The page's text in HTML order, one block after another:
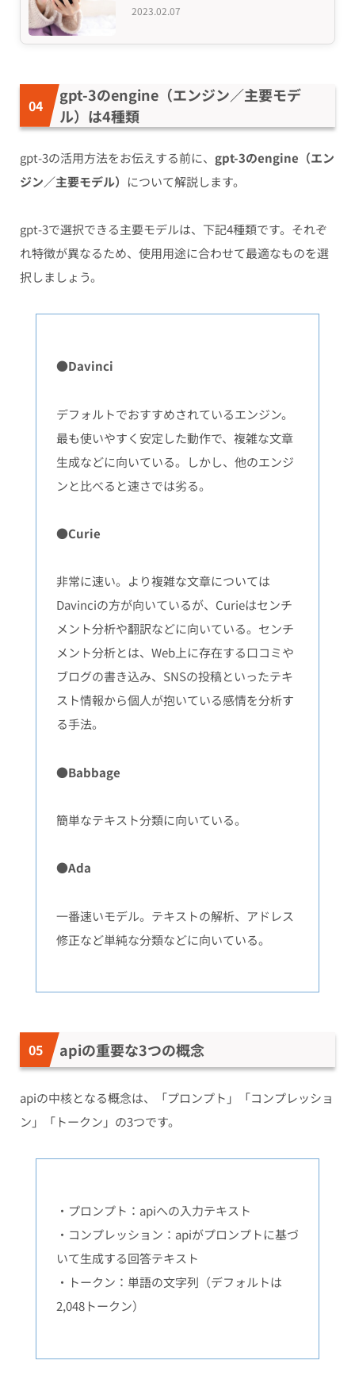
2023.02.07
gpt-3のengine（エンジン／主要モデ
ル）は4種類
gpt-3の活用方法をお伝えする前に、 gpt-3のengine（エン
ジン／主要モデル） について解説します。
gpt-3で選択できる主要モデルは、下記4種類です。それぞ
れ特徴が異なるため、使用用途に合わせて最適なものを選
択しましょう。
●Davinci
デフォルトでおすすめされているエンジン。
最も使いやすく安定した動作で、複雑な文章
生成などに向いている。しかし、他のエンジ
ンと比べると速さでは劣る。
●Curie
非常に速い。より複雑な文章については
Davinciの方が向いているが、Curieはセンチ
メント分析や翻訳などに向いている。センチ
メント分析とは、Web上に存在する口コミや
ブログの書き込み、SNSの投稿といったテキ
スト情報から個人が抱いている感情を分析す
る手法。
●Babbage
簡単なテキスト分類に向いている。
●Ada
一番速いモデル。テキストの解析、アドレス
修正など単純な分類などに向いている。
apiの重要な3つの概念
apiの中核となる概念は、「プロンプト」「コンプレッショ
ン」「トークン」の3つです。
・プロンプト：apiへの入力テキスト
・コンプレッション：apiがプロンプトに基づ
いて生成する回答テキスト
・トークン：単語の文字列（デフォルトは
2,048トークン）